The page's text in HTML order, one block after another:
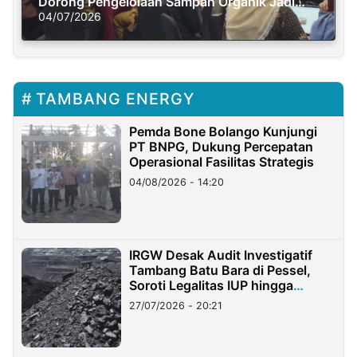
Solusi Krisis Iklim
04/07/2026
TAMBANG ENERGY
Pemda Bone Bolango Kunjungi
PT BNPG, Dukung Percepatan
Operasional Fasilitas Strategis
04/08/2026 - 14:20
IRGW Desak Audit Investigatif
Tambang Batu Bara di Pessel,
Soroti Legalitas IUP hingga
Stockpile
27/07/2026 - 20:21